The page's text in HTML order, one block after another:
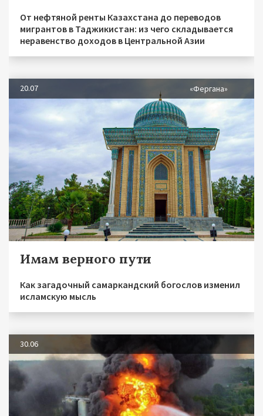
От нефтяной ренты Казахстана до переводов
мигрантов в Таджикистан: из чего складывается
неравенство доходов в Центральной Азии
20.07 «Фергана»
Имам верного пути
Как загадочный самаркандский богослов изменил
исламскую мысль
30.06